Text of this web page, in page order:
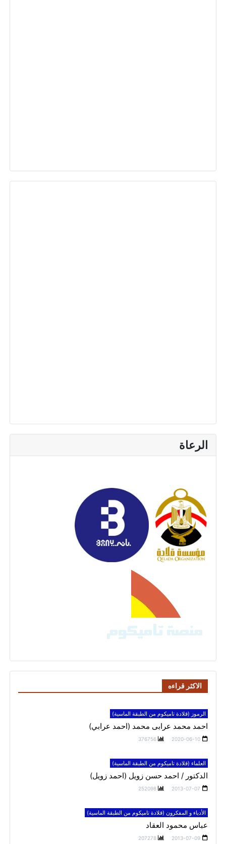
الرعاة
الاكثر قراءه
الرموز (قلادة تاميكوم من الطبقة الماسية)
احمد محمد عرابى محمد (احمد عرابي)
2020-06-10
376756
العلماء (قلادة تاميكوم من الطبقة الماسية)
الدكتور / احمد حسن زويل (احمد زويل)
2013-07-07
252098
الأدباء و المفكرون (قلادة تاميكوم من الطبقة الماسية)
عباس محمود العقاد
2013-07-09
207278